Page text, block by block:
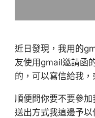
近日發現，我用的
友使用gmail邀請函
的，可以寫信給我，
順便問你要不要參加
送出方式我這邊予